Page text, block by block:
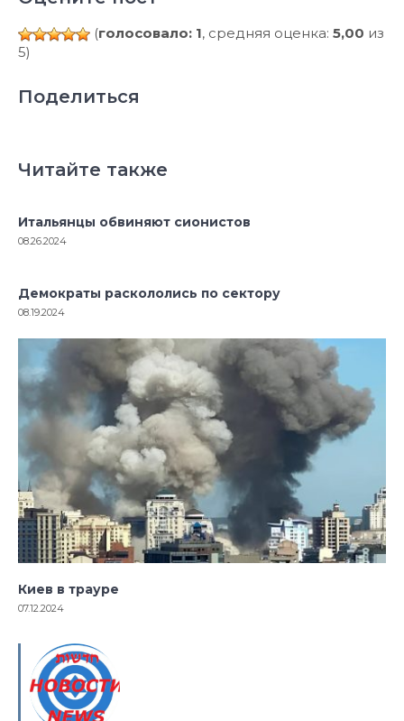
(голосовало: 1, средняя оценка: 5,00 из
5)
Поделиться
Читайте также
Итальянцы обвиняют сионистов
08.26.2024
Демократы раскололись по сектору
08.19.2024
Киев в трауре
07.12.2024